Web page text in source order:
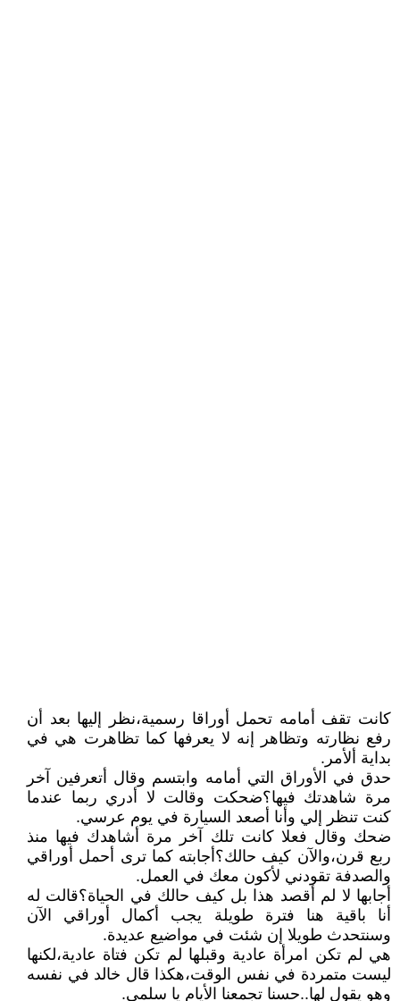
كانت تقف أمامه تحمل أوراقا رسمية،نظر إليها بعد أن
رفع نظارته وتظاهر إنه لا يعرفها كما تظاهرت هي في
بداية ألأمر.
حدق في الأوراق التي أمامه وابتسم وقال أتعرفين آخر
مرة شاهدتك فيها؟ضحكت وقالت لا أدري ربما عندما
كنت تنظر إلي وأنا أصعد السيارة في يوم عرسي.
ضحك وقال فعلا كانت تلك آخر مرة أشاهدك فيها منذ
ربع قرن،والآن كيف حالك؟أجابته كما ترى أحمل أوراقي
والصدفة تقودني لأكون معك في العمل.
أجابها لا لم أقصد هذا بل كيف حالك في الحياة؟قالت له
أنا باقية هنا فترة طويلة يجب أكمال أوراقي الآن
وسنتحدث طويلا إن شئت في مواضيع عديدة.
هي لم تكن امرأة عادية وقبلها لم تكن فتاة عادية،لكنها
ليست متمردة في نفس الوقت،هكذا قال خالد في نفسه
وهو يقول لها..حسنا تجمعنا الأيام يا سلمى.